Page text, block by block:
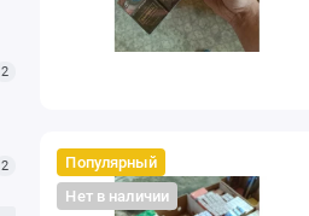
2
2
Популярный
Нет в наличии